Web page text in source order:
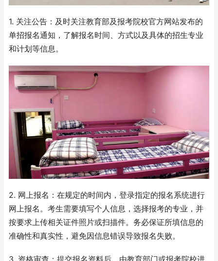
1. 关注公告：及时关注教育部及报考院校官方网站发布的
单招报名通知，了解报名时间、方式以及具体的招生专业
和计划等信息。
2. 网上报名：在规定的时间内，登录指定的报名系统进行
网上报名。考生需要填写个人信息，选择报考的专业，并
按要求上传相关证件照片或扫描件。务必保证所填信息的
准确性和真实性，避免因信息错误导致报名失败。